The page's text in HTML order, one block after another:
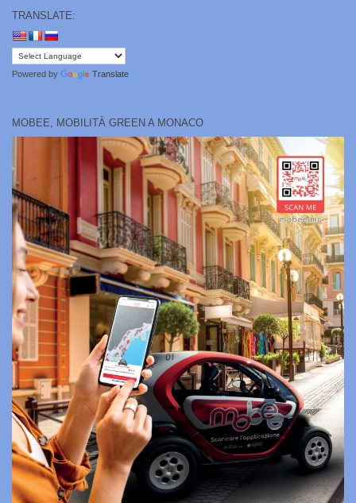
TRANSLATE:
Powered by Translate
MOBEE, MOBILITÀ GREEN A MONACO